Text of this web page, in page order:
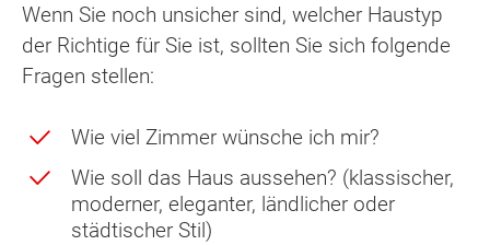
Wenn Sie noch unsicher sind, welcher Haustyp
der Richtige für Sie ist, sollten Sie sich folgende
Fragen stellen:
Wie viel Zimmer wünsche ich mir?
Wie soll das Haus aussehen? (klassischer,
moderner, eleganter, ländlicher oder
städtischer Stil)